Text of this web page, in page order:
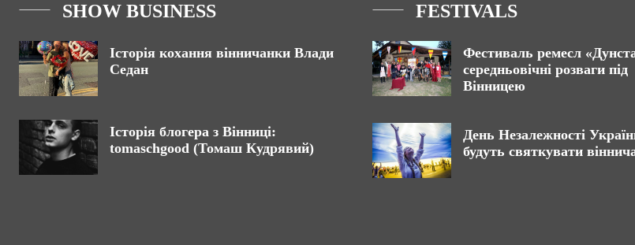
SHOW BUSINESS
Історія кохання вінничанки Влади
Седан
Історія блогера з Вінниці:
tomaschgood (Томаш Кудрявий)
FESTIVALS
Фестиваль ремесл
середньовічні розваги під
Вінницею
День Незалежності
будуть святкувати